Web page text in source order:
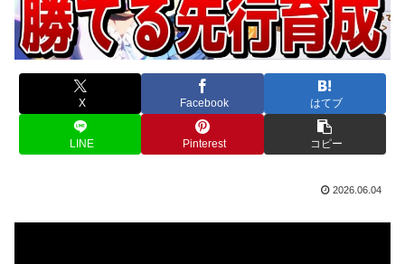
X Facebook はてブ
LINE Pinterest コピー
2026.06.04